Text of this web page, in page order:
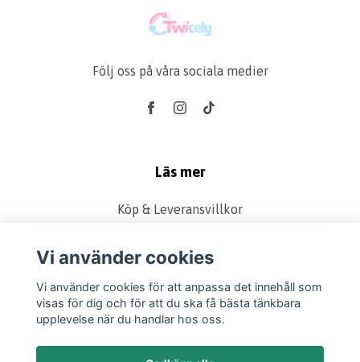
Följ oss på våra sociala medier
Läs mer
Köp & Leveransvillkor
Produkter
Retur & Reklamation
Vanliga frågor
Vi använder cookies
Vi använder cookies för att anpassa det innehåll som
visas för dig och för att du ska få bästa tänkbara
upplevelse när du handlar hos oss.